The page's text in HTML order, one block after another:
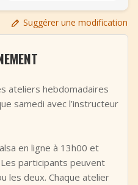
Suggérer une modification
ateliers hebdomadaires
samedi avec l’instructeur
en ligne à 13h00 et
participants peuvent
les deux. Chaque atelier